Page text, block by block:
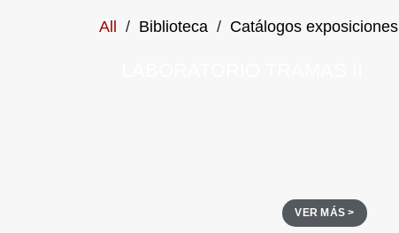
All / Biblioteca / Catálogos exposiciones
VER MÁS >